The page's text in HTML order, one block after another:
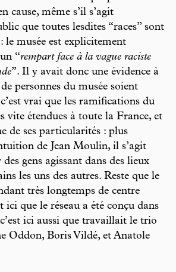
cause, même s’il s’agit
que toutes lesdites “races” sont
le musée est explicitement
“rempart face à la vague raciste
”. Il y avait donc une évidence à
personnes du musée soient
vrai que les ramifications du
vite étendues à toute la France, et
de ses particularités : plus
de Jean Moulin, il s’agit
gens agissant dans des lieux
les uns des autres. Reste que le
très longtemps de centre
ici que le réseau a été conçu dans
ici aussi que travaillait le trio
Oddon, Boris Vildé, et Anatole